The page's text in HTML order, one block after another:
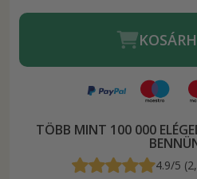
TÖBB MINT 100 000
4.9/5